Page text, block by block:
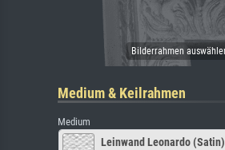
Medium & Keilrahmen
Medium
Leinwand Leonardo (Satin)